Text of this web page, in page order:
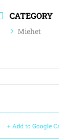
CATEGORY
Miehet
+ Add to Google